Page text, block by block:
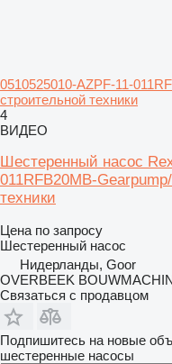
0510525010-AZPF-11-
строительной техники
4
ВИДЕО
Шестеренный насос
011RFB20MB-
техники
Цена по запросу
Шестеренный насос
Нидерланды, Goor
OVERBEEK
Связаться с продавцом
Подпишитесь на новые
шестеренные насосы